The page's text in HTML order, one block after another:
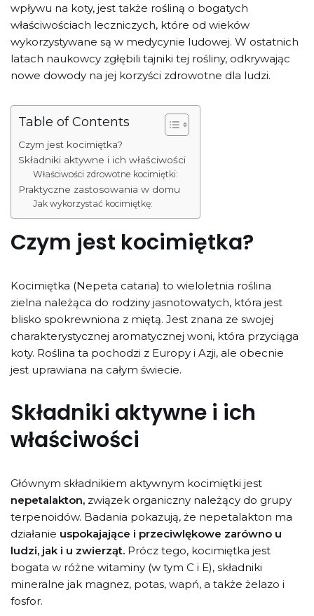
wpływu na koty, jest także rośliną o bogatych
właściwościach leczniczych, które od wieków
wykorzystywane są w medycynie ludowej. W ostatnich
latach naukowcy zgłębili tajniki tej rośliny, odkrywając
nowe dowody na jej korzyści zdrowotne dla ludzi.
Table of Contents
Czym jest kocimiętka?
Składniki aktywne i ich właściwości
Właściwości zdrowotne kocimiętki:
Praktyczne zastosowania w domu
Jak wykorzystać kocimiętkę:
Czym jest kocimiętka?
Kocimiętka (Nepeta cataria) to wieloletnia roślina
zielna należąca do rodziny jasnotowatych, która jest
blisko spokrewniona z miętą. Jest znana ze swojej
charakterystycznej aromatycznej woni, która przyciąga
koty. Roślina ta pochodzi z Europy i Azji, ale obecnie
jest uprawiana na całym świecie.
Składniki aktywne i ich
właściwości
Głównym składnikiem aktywnym kocimiętki jest
nepetalakton, związek organiczny należący do grupy
terpenoidów. Badania pokazują, że nepetalakton ma
działanie uspokajające i przeciwlękowe zarówno u
ludzi, jak i u zwierząt. Prócz tego, kocimiętka jest
bogata w różne witaminy (w tym C i E), składniki
mineralne jak magnez, potas, wapń, a także żelazo i
fosfor.